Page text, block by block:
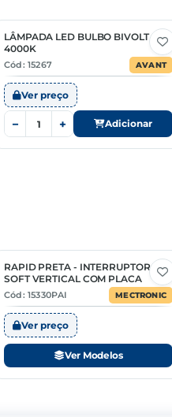
LÂMPADA LED BULBO BIVOLT
4000K
Cód: 15267 AVANT
Ver preço
− + Adicionar
2 Opções
RAPID PRETA - INTERRUPTOR
SOFT VERTICAL COM PLACA
Cód: 15330PAI MECTRONIC
Ver preço
Ver Modelos